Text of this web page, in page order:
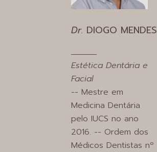
Dr. DIOGO MENDES
Estética Dentária e
Facial
-- Mestre em
Medicina Dentária
pelo IUCS no ano
2016. -- Ordem dos
Médicos Dentistas nº